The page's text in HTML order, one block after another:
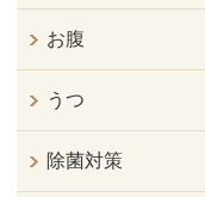
お腹
うつ
除菌対策